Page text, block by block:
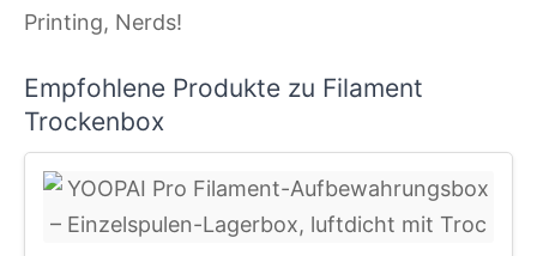
Printing, Nerds!
Empfohlene Produkte zu Filament
Trockenbox